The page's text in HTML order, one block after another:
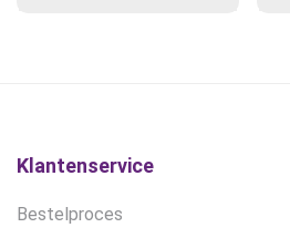
Klantenservice
Bestelproces